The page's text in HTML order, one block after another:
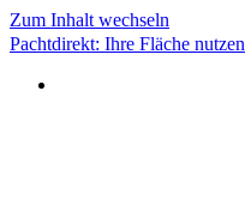
Zum Inhalt wechseln
Pachtdirekt: Ihre Fläche nutzen